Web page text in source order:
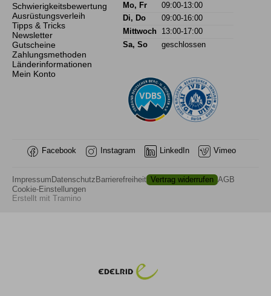
Schwierigkeitsbewertung
Ausrüstungsverleih
Tipps & Tricks
Newsletter
Gutscheine
Zahlungsmethoden
Länderinformationen
Mein Konto
Mo, Fr
09:00-13:00
Di, Do
09:00-16:00
Mittwoch
13:00-17:00
Sa, So
geschlossen
Impressum Datenschutz Barrierefreiheit Vertrag widerrufen AGB
Cookie-Einstellungen
Facebook Instagram LinkedIn Vimeo
Erstellt mit Tramino